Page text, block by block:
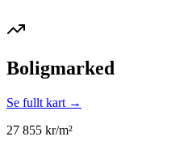
Boligmarked
Se fullt kart →
27 855 kr/m²